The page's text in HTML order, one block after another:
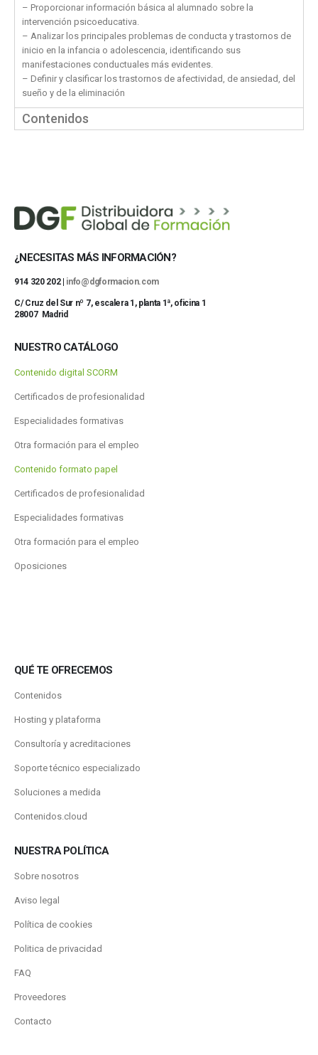
– Proporcionar información básica al alumnado sobre la
intervención psicoeducativa.
– Analizar los principales problemas de conducta y trastornos de
inicio en la infancia o adolescencia, identificando sus
manifestaciones conductuales más evidentes.
– Definir y clasificar los trastornos de afectividad, de ansiedad, del
sueño y de la eliminación
Contenidos
¿NECESITAS MÁS INFORMACIÓN?
914 320 202 | info@dgformacion.com
C/ Cruz del Sur nº 7, escalera 1, planta 1ª, oficina 1
28007 Madrid
NUESTRO CATÁLOGO
Contenido digital SCORM
Certificados de profesionalidad
Especialidades formativas
Otra formación para el empleo
Contenido formato papel
Certificados de profesionalidad
Especialidades formativas
Otra formación para el empleo
Oposiciones
QUÉ TE OFRECEMOS
Contenidos
Hosting y plataforma
Consultoría y acreditaciones
Soporte técnico especializado
Soluciones a medida
Contenidos.cloud
NUESTRA POLÍTICA
Sobre nosotros
Aviso legal
Política de cookies
Politica de privacidad
FAQ
Proveedores
Contacto